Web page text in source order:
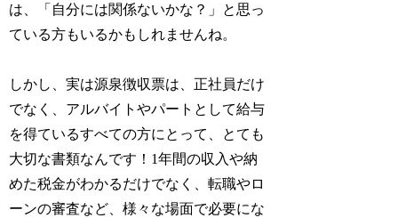
は、「自分には関係ないかな？」と思っ
ている方もいるかもしれませんね。
しかし、実は源泉徴収票は、正社員だけ
でなく、アルバイトやパートとして給与
を得ているすべての方にとって、とても
大切な書類なんです！1年間の収入や納
めた税金がわかるだけでなく、転職やロ
ーンの審査など、様々な場面で必要にな